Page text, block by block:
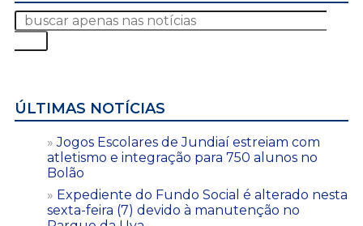
ÚLTIMAS NOTÍCIAS
Jogos Escolares de Jundiaí estreiam com
atletismo e integração para 750 alunos no
Bolão
Expediente do Fundo Social é alterado nesta
sexta-feira (7) devido à manutenção no